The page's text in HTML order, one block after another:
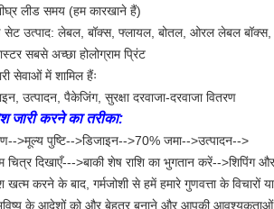
लीड समय (हम कारखाने हैं)
सेट उत्पाद: लेबल, बॉक्स, फ्लायल, बोतल, ओरल लेबल बॉक्स,
सबसे अच्छा होलोग्राम प्रिंट
सेवाओं में शामिल हैंः
उत्पादन, पैकेजिंग, सुरक्षा दरवाजा-दरवाजा वितरण
जारी करने का तरीका:
>मूल्य पुष्टि-->डिजाइन-->70% जमा-->उत्पादन-->
चित्र दिखाएँ--->बाकी शेष राशि का भुगतान करें-->शिपिंग
करने के बाद, गर्मजोशी से हमें हमारे गुणवत्ता के
के आदेशों को और बेहतर बनाने और आपकी आवश्यकताओं